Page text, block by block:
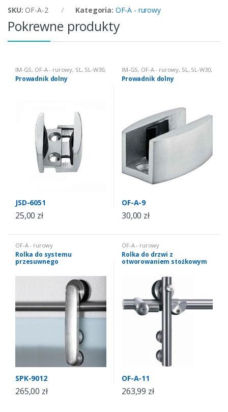
SKU: OF-A-2 Kategoria: OF-A - rurowy
Pokrewne produkty
IM-GS, OF-A - rurowy, SL, SL-W30,
SL200B-H
Prowadnik dolny
JSD-6051
25,00 zł
IM-GS, OF-A - rurowy, SL, SL-W30,
SL200B-H
Prowadnik dolny
OF-A-9
30,00 zł
OF-A - rurowy
Rolka do systemu
przesuwnego
SPK-9012
265,00 zł
OF-A - rurowy
Rolka do drzwi z
otworowaniem stożkowym
OF-A-11
263,99 zł